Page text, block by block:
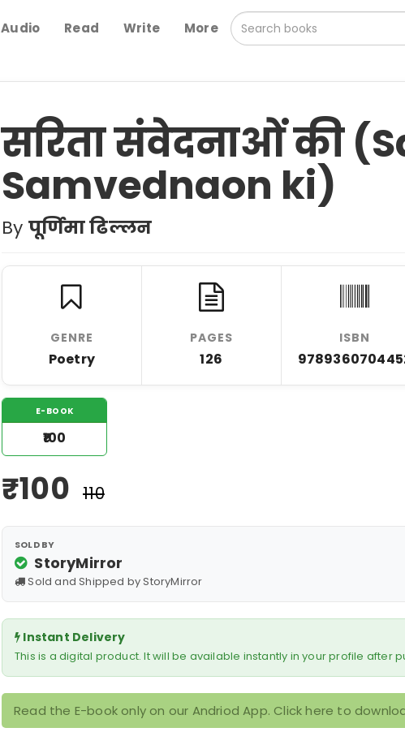
Audio Read Write More
सरिता संवेदनाओं की
Samvednaon ki)
By पूर्णिमा ढिल्लन
GENRE
Poetry
PAGES
126
ISBN
E-BOOK
₹100
₹100 ₹110
SOLD BY
StoryMirror
Sold and Shipped by StoryMirror
Instant Delivery
This is a digital product. It will be available instantly in your profile after
Read the E-book only on our Andriod App. Click here to